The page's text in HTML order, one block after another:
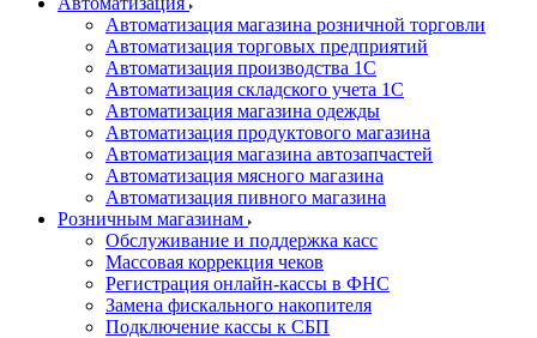
Автоматизация магазина розничной торговли
Автоматизация торговых предприятий
Автоматизация производства 1С
Автоматизация складского учета 1C
Автоматизация магазина одежды
Автоматизация продуктового магазина
Автоматизация магазина автозапчастей
Автоматизация мясного магазина
Автоматизация пивного магазина
Розничным магазинам
Обслуживание и поддержка касс
Массовая коррекция чеков
Регистрация онлайн-кассы в ФНС
Замена фискального накопителя
Подключение кассы к СБП